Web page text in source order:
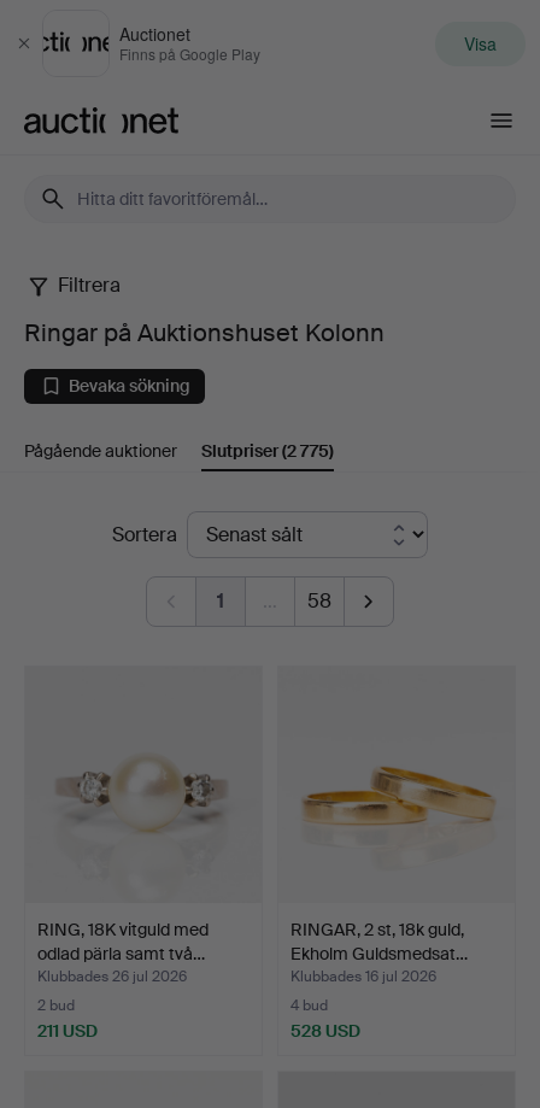
Stäng
Auctionet
Finns på Google Play Visa
Ringar
på
Auktionshuset
Kolonn
Filtrera
Ringar på Auktionshuset Kolonn
Bevaka sökning
Pågående auktioner Slutpriser(2 775)
SlutpriserSortera
1 … 58
RING, 18K vitguld med
odlad pärla samt två…
Klubbades 26 jul 2026
2 bud
211 USD
RINGAR, 2 st, 18k guld,
Ekholm Guldsmedsat…
Klubbades 16 jul 2026
4 bud
528 USD